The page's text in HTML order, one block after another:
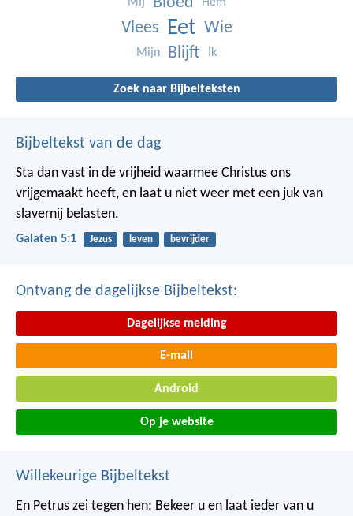
Mij Hem
Vlees Eet Wie
Mijn Blijft Ik
Zoek naar Bijbelteksten
Bijbeltekst van de dag
Sta dan vast in de vrijheid waarmee Christus ons
vrijgemaakt heeft, en laat u niet weer met een juk van
slavernij belasten.
Galaten 5:1 Jezus leven bevrijder
Ontvang de dagelijkse Bijbeltekst:
Dagelijkse melding
E-mail
Android
Op je website
Willekeurige Bijbeltekst
En Petrus zei tegen hen: Bekeer u en laat ieder van u